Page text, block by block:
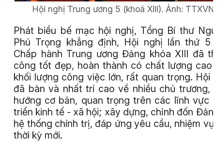
Hội nghị Trung ương 5 (khoá XIII). Ảnh: TTXVN
Phát biểu bế mạc hội nghị, Tổng Bí thư
Phú Trọng khẳng định, Hội nghị lần thứ 5
Chấp hành Trung ương Đảng khóa XIII đã
công tốt đẹp, hoàn thành có chất lượng cao
khối lượng công việc lớn, rất quan trọng. Hội
đã bàn và nhất trí cao về nhiều chủ trương,
hướng cơ bản, quan trọng trên các lĩnh vực
triển kinh tế - xã hội; xây dựng, chỉnh đốn
hệ thống chính trị, đáp ứng yêu cầu, nhiệm vụ
thời kỳ mới.